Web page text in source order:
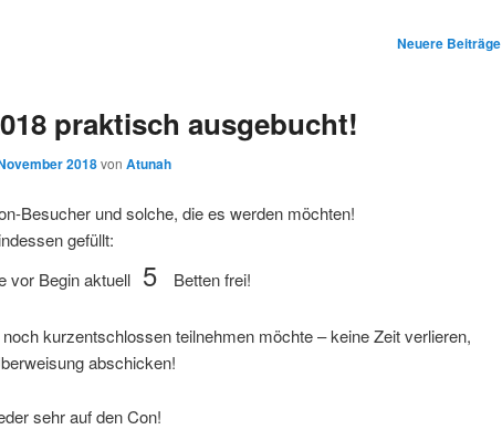
Neuere Beiträge
praktisch ausgebucht!
2018von Atunah
Besucher und solche, die es werden möchten!
gefüllt:
vor Begin aktuell 5 Betten frei!
kurzentschlossen teilnehmen möchte – keine Zeit verlieren,
abschicken!
sehr auf den Con!